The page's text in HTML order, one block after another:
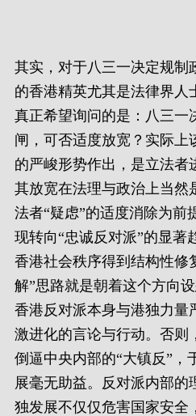
其实，对于八三一决定规制
的香港精英尤其是法律界人
真正希望询问的是：八三一
闸，可否适度放宽？实际上
的严峻形势作出，是立法者
其放宽在法理与政治上当然
法者“疑虑”的适度消除为前
现转向“忠诚反对派”的显著
香港社会秩序得到结构性修
解”思路就是朝着这个方向
香港反对派本身与港独力量
激进化的言论与行动。否则
倒逼中央内部的“大镇反”，
展毫无助益。反对派内部的
独发展不仅仅危害国家安全